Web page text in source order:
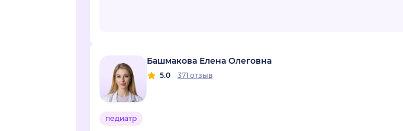
Башмакова Елена Олеговна
5.0 371 отзыв
педиатр